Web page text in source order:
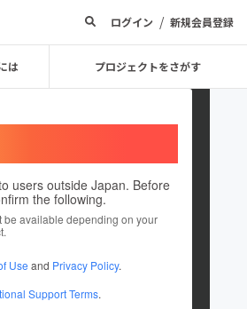
ログイン / 新規会員登録
は プロジェクトをさがす
users outside Japan. Before
the following.
be available depending on your
Use and Privacy Policy.
Support Terms.
nahele72
件のプロジェクトを投稿しています
設定